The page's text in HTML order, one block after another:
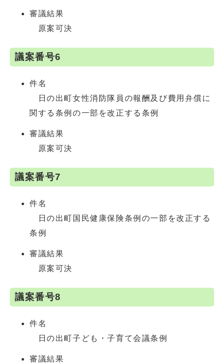
審議結果
原案可決
議案番号6
件名
日の出町女性消防隊員の報酬及び費用弁償に
関する条例の一部を改正する条例
審議結果
原案可決
議案番号7
件名
日の出町国民健康保険条例の一部を改正する
条例
審議結果
原案可決
議案番号8
件名
日の出町子ども・子育て会議条例
審議結果